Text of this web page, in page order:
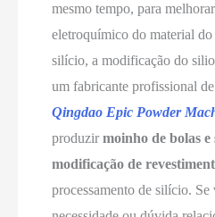
mesmo tempo, para
eletroquímico do material
silício, a modificação do
um fabricante profissional
Qingdao Epic Powder
produzirmoinho de bolas e
modificação de
processamento de silício.